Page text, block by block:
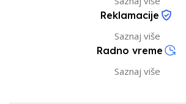
Reklamacije
Saznaj više
Radno vreme
Saznaj više